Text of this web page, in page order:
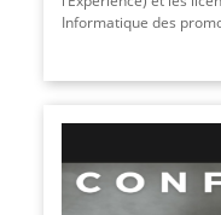
Informatique des